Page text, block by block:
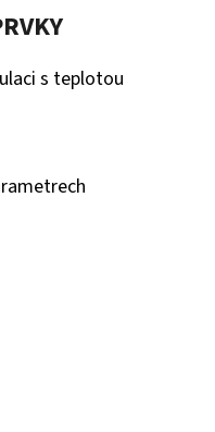
s teplotou